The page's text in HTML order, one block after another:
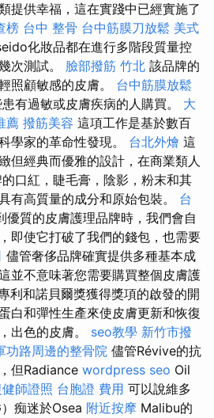
提供幸福，這在實踐中已經實施了
榜 台中 整骨 台中筋膜刀放鬆 美式
化妝品都在進行多階段質量控
次測試。 臉部撥筋 竹北 該品牌的
照顧敏感的皮膚。 台中筋膜放鬆
有過敏或皮膚疾病的人購買。 大
薦 撥筋美容 這項工作是基於數百
學家的革命性發現。 台北外燴 這
但經典而優雅的設計，在商業類人
口紅，睫毛膏，陰影，粉末和其
有高質量的成分和原始包裝。 台
優質的皮膚護理品牌時，我們會自
即使它打破了我們的錢包，也需要
儘管奢侈品牌確實提供多種基本成
並不意味著您需要購買整個皮膚護
利和諾貝爾獎獲得獎項的啟發的開
白和彈性生產來使皮膚更新和恢復
出色的皮膚。 seo教學 新竹市撥
功路周邊的整骨院 儘管Révive的抗
但Radiance wordpress seo Oil
師證照 台胞證 費用 可以說維多
痴迷於Osea 附近按摩 Malibu的